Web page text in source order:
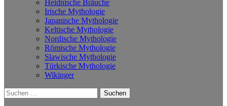
Heidnische Bräuche
Irische Mythologie
Japanische Mythologie
Keltische Mythologie
Nordische Mythologie
Römische Mythologie
Slawische Mythologie
Türkische Mythologie
Wikinger
Suchen
nach: